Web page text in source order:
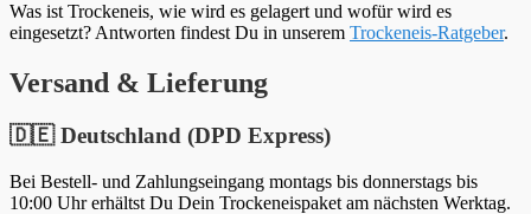
Was ist Trockeneis, wie wird es gelagert und wofür wird es
eingesetzt? Antworten findest Du in unserem Trockeneis-Ratgeber.
Versand & Lieferung
🇩🇪 Deutschland (DPD Express)
Bei Bestell- und Zahlungseingang montags bis donnerstags bis
10:00 Uhr erhältst Du Dein Trockeneispaket am nächsten Werktag.